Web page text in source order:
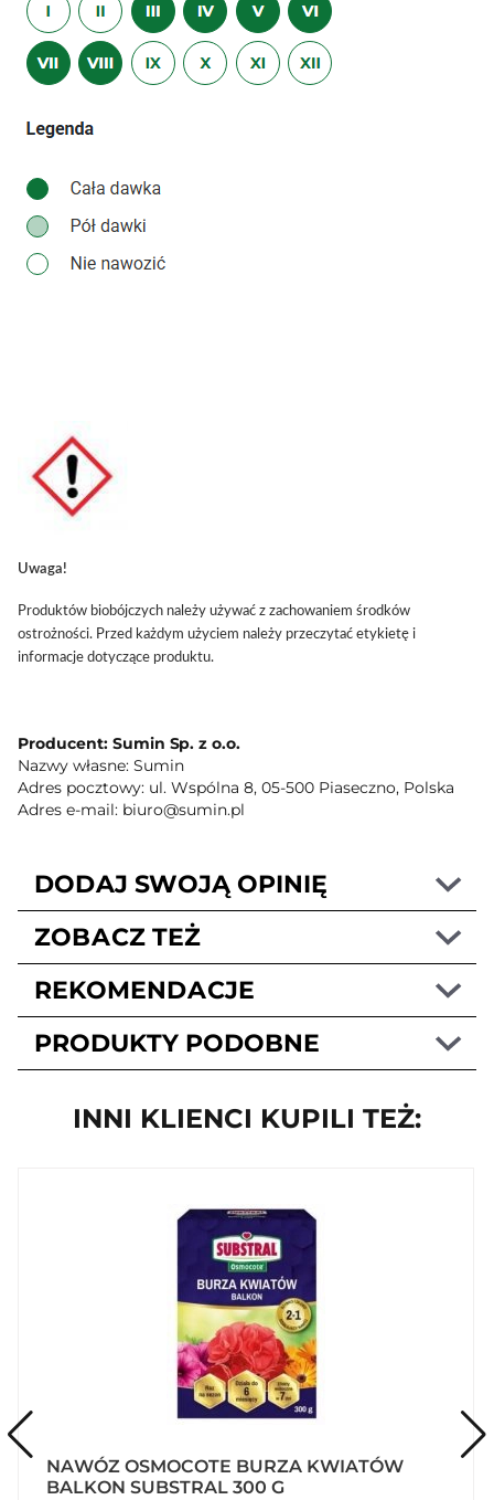
Uwaga!
Produktów biobójczych należy używać z zachowaniem środków
ostrożności. Przed każdym użyciem należy przeczytać etykietę i
informacje dotyczące produktu.
Producent: Sumin Sp. z o.o.
Nazwy własne: Sumin
Adres pocztowy: ul. Wspólna 8, 05-500 Piaseczno, Polska
Adres e-mail: biuro@sumin.pl
DODAJ SWOJĄ OPINIĘ
ZOBACZ TEŻ
REKOMENDACJE
PRODUKTY PODOBNE
INNI KLIENCI KUPILI TEŻ:
NAWÓZ OSMOCOTE BURZA KWIATÓW
BALKON SUBSTRAL 300 G